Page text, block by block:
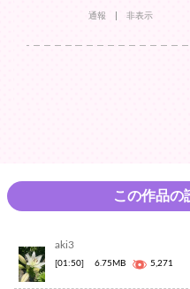
通報 非表示
この作品の
aki3
[01:50] 6.75MB 5,271